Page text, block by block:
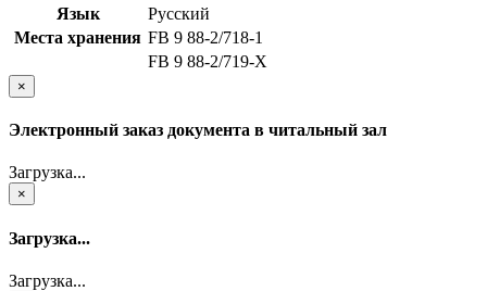
Язык
Русский
Места хранения FB 9 88-2/718-1
FB 9 88-2/719-Х
×
Электронный заказ документа в читальный зал
Загрузка...
×
Загрузка...
Загрузка...